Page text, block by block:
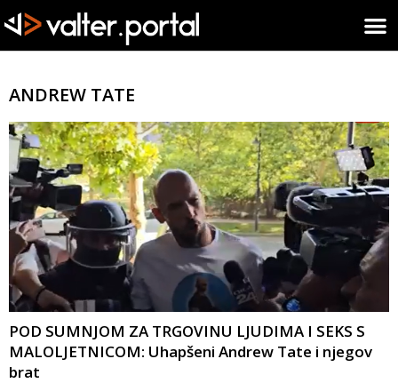
ANDREW TATE
POD SUMNJOM ZA TRGOVINU LJUDIMA I SEKS S
MALOLJETNICOM: Uhapšeni Andrew Tate i njegov
brat